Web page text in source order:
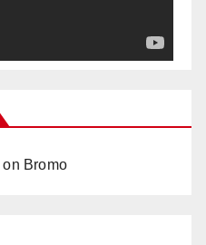
on Bromo